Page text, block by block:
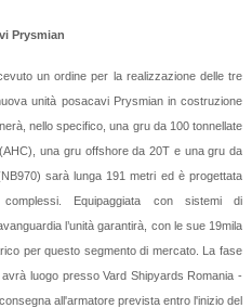
Prysmian
un ordine per la realizzazione delle tre
unità posacavi Prysmian in costruzione
nello specifico, una gru da 100 tonnellate
una gru offshore da 20T e una gru da
sarà lunga 191 metri ed è progettata
Equipaggiata con sistemi di
l’unità garantirà, con le sue 19mila
per questo segmento di mercato. La fase
luogo presso Vard Shipyards Romania -
all'armatore prevista entro l'inizio del